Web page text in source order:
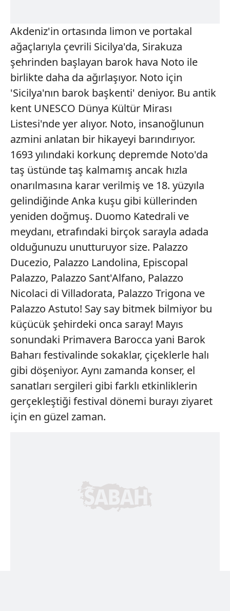
Akdeniz'in ortasında limon ve portakal
ağaçlarıyla çevrili Sicilya'da, Sirakuza
şehrinden başlayan barok hava Noto ile
birlikte daha da ağırlaşıyor. Noto için
'Sicilya'nın barok başkenti' deniyor. Bu antik
kent UNESCO Dünya Kültür Mirası
Listesi'nde yer alıyor. Noto, insanoğlunun
azmini anlatan bir hikayeyi barındırıyor.
1693 yılındaki korkunç depremde Noto'da
taş üstünde taş kalmamış ancak hızla
onarılmasına karar verilmiş ve 18. yüzyıla
gelindiğinde Anka kuşu gibi küllerinden
yeniden doğmuş. Duomo Katedrali ve
meydanı, etrafındaki birçok sarayla adada
olduğunuzu unutturuyor size. Palazzo
Ducezio, Palazzo Landolina, Episcopal
Palazzo, Palazzo Sant'Alfano, Palazzo
Nicolaci di Villadorata, Palazzo Trigona ve
Palazzo Astuto! Say say bitmek bilmiyor bu
küçücük şehirdeki onca saray! Mayıs
sonundaki Primavera Barocca yani Barok
Baharı festivalinde sokaklar, çiçeklerle halı
gibi döşeniyor. Aynı zamanda konser, el
sanatları sergileri gibi farklı etkinliklerin
gerçekleştiği festival dönemi burayı ziyaret
için en güzel zaman.